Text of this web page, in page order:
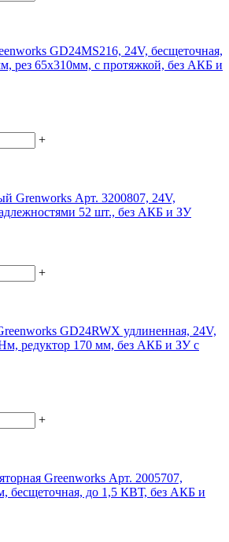
GD24MS216, 24V, бесщеточная,
рез 65х310мм, с протяжкой, без АКБ и
+
Grenworks Арт. 3200807, 24V,
52 шт., без АКБ и ЗУ
+
GD24RWX удлиненная, 24V,
редуктор 170 мм, без АКБ и ЗУ с
+
Greenworks Арт. 2005707,
бесщеточная, до 1,5 КВТ, без АКБ и